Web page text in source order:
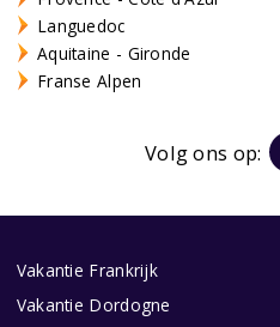
Languedoc
Aquitaine - Gironde
Franse Alpen
Volg ons op:
Vakantie Frankrijk
Vakantie Dordogne